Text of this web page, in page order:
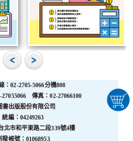
：02-2705-5066分機808
27055066 傳真：02-27066100
書出版股份有限公司
統編：04249263
北市和平東路二段339號4樓
撥帳號：01068953